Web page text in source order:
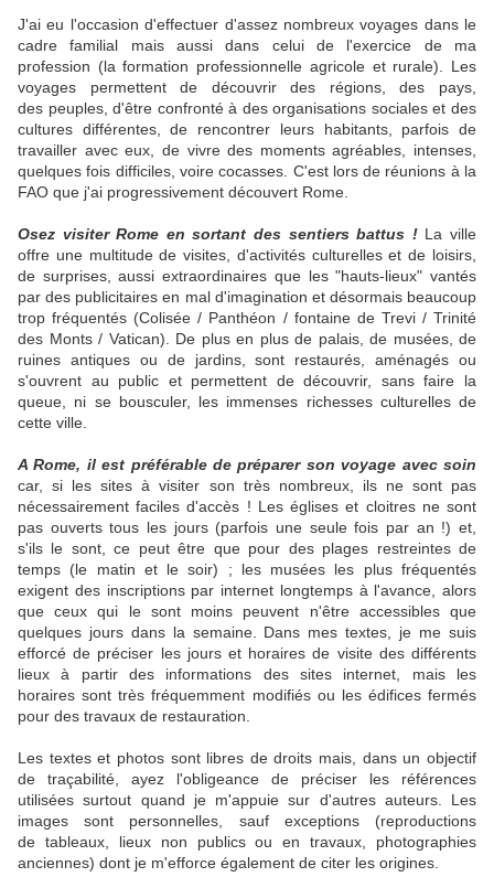
J'ai eu l'occasion d'effectuer d'assez nombreux voyages dans le
cadre familial mais aussi dans celui de l'exercice de ma
profession (la formation professionnelle agricole et rurale). Les
voyages permettent de découvrir des régions, des pays,
des peuples, d'être confronté à des organisations sociales et des
cultures différentes, de rencontrer leurs habitants, parfois de
travailler avec eux, de vivre des moments agréables, intenses,
quelques fois difficiles, voire cocasses. C'est lors de réunions à la
FAO que j'ai progressivement découvert Rome.
Osez visiter Rome en sortant des sentiers battus !La ville
offre une multitude de visites, d'activités culturelles et de loisirs,
de surprises, aussi extraordinaires que les "hauts-lieux" vantés
par des publicitaires en mal d'imagination et désormais beaucoup
trop fréquentés (Colisée / Panthéon / fontaine de Trevi / Trinité
des Monts / Vatican). De plus en plus de palais, de musées, de
ruines antiques ou de jardins, sont restaurés, aménagés ou
s'ouvrent au public et permettent de découvrir, sans faire la
queue, ni se bousculer, les immenses richesses culturelles de
cette ville.
A Rome, il est préférable de préparer son voyage avec soin
car, si les sites à visiter son très nombreux, ils ne sont pas
nécessairement faciles d'accès ! Les églises et cloitres ne sont
pas ouverts tous les jours (parfois une seule fois par an !) et,
s'ils le sont, ce peut être que pour des plages restreintes de
temps (le matin et le soir) ; les musées les plus fréquentés
exigent des inscriptions par internet longtemps à l'avance, alors
que ceux qui le sont moins peuvent n'être accessibles que
quelques jours dans la semaine. Dans mes textes, je me suis
efforcé de préciser les jours et horaires de visite des différents
lieux à partir des informations des sites internet, mais les
horaires sont très fréquemment modifiés ou les édifices fermés
pour des travaux de restauration.
Les textes et photos sont libres de droits mais, dans un objectif
de traçabilité, ayez l'obligeance de préciser les références
utilisées surtout quand je m'appuie sur d'autres auteurs. Les
images sont personnelles, sauf exceptions (reproductions
de tableaux, lieux non publics ou en travaux, photographies
anciennes) dont je m'efforce également de citer les origines.